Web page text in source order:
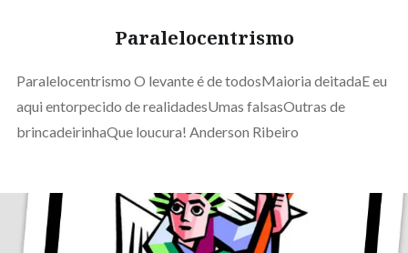
Paralelocentrismo
Paralelocentrismo O levante é de todosMaioria deitadaE eu
aqui entorpecido de realidadesUmas falsasOutras de
brincadeirinhaQue loucura! Anderson Ribeiro